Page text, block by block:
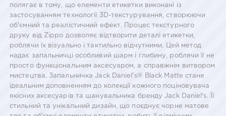
полягає в тому, що елементи етикетки виконані із
застосуванням технології 3D-текстурування, створюючи
об'ємний та реалістичний ефект. Процес текстурного
друку від Zippo дозволяє відтворити деталі етикетки,
роблячи їх візуально і тактильно відчутними. Цей метод
надає запальничці особливий шарм і глибину, роблячи її не
просто функціональним аксесуаром, а справжнім витвором
мистецтва. Запальничка Jack Daniel's® Black Matte стане
ідеальним доповненням до колекції кожного поціновувача
якісних аксесуарів та шанувальника бренду Jack Daniel's. Її
стильний та унікальний дизайн, що поєднує чорне матове